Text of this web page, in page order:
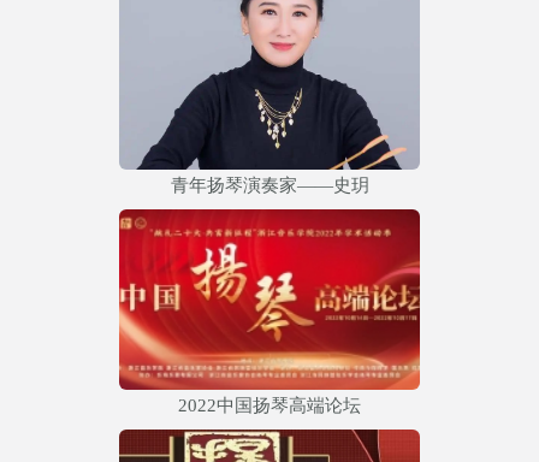
青年扬琴演奏家——史玥
2022中国扬琴高端论坛